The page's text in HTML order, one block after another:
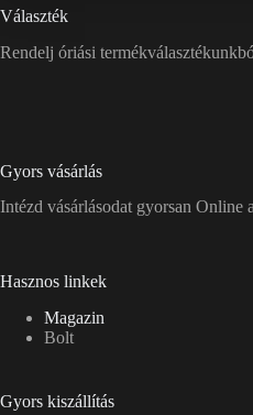
Választék
Rendelj óriási
Gyors vásárlás
Intézd vásárlásodat gyorsan Online
Hasznos linkek
Magazin
Bolt
Gyors kiszállítás